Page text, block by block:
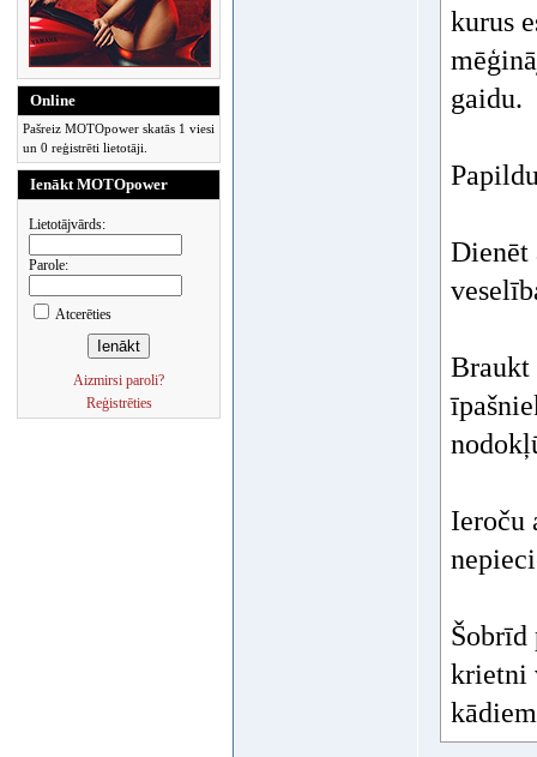
Online
Pašreiz MOTOpower skatās 1 viesi
un 0 reģistrēti lietotāji.
Ienākt MOTOpower
Lietotājvārds:
Parole:
Atcerēties
Aizmirsi paroli?
Reģistrēties
kurus
gaidu.
Dienēt
Braukt
Ieroču
Šobrīd
krietni